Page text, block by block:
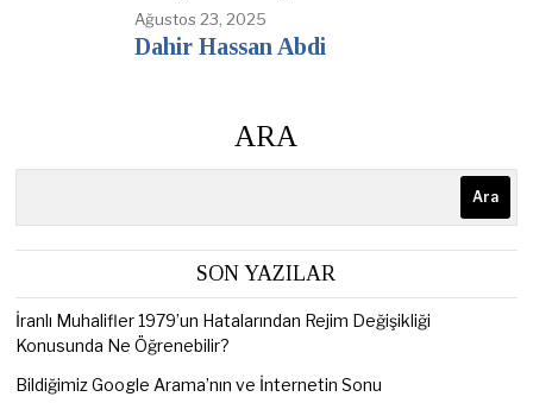
Ağustos 23, 2025
Dahir Hassan Abdi
ARA
Ara
SON YAZILAR
İranlı Muhalifler 1979’un Hatalarından Rejim Değişikliği
Konusunda Ne Öğrenebilir?
Bildiğimiz Google Arama’nın ve İnternetin Sonu